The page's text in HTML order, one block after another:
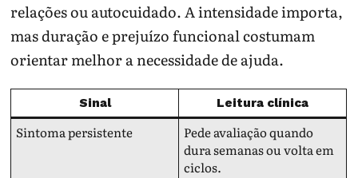
relações ou autocuidado. A intensidade importa,
mas duração e prejuízo funcional costumam
orientar melhor a necessidade de ajuda.
Sinal Leitura clínica
Sintoma persistente
Pede avaliação quando
dura semanas ou volta em
ciclos.